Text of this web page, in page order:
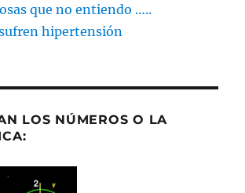
que no entiendo …..
hipertensión
LOS NÚMEROS O LA